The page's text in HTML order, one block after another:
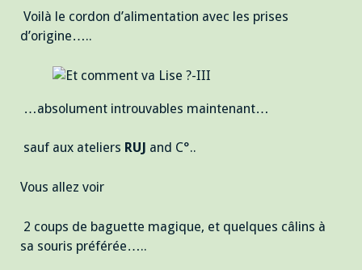
Voilà le cordon d’alimentation avec les prises
d’origine…..
…absolument introuvables maintenant…
sauf aux ateliers RUJ and C°..
Vous allez voir
2 coups de baguette magique, et quelques câlins à
sa souris préférée…..